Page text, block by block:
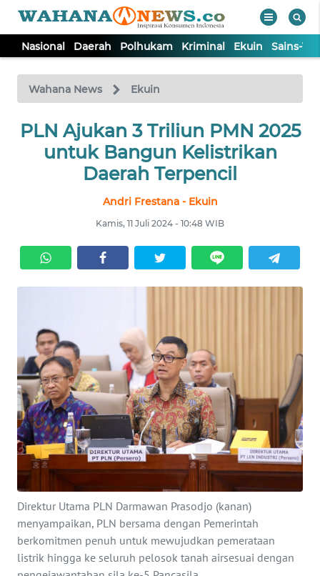
Nasional Daerah Polhukam Kriminal Ekuin Sains-
Wahana News Ekuin
PLN Ajukan 3 Triliun PMN 2025
untuk Bangun Kelistrikan
Daerah Terpencil
Andri Frestana - Ekuin
Kamis, 11 Juli 2024 - 10:48 WIB
Direktur Utama PLN Darmawan Prasodjo (kanan)
menyampaikan, PLN bersama dengan Pemerintah
berkomitmen penuh untuk mewujudkan pemerataan
listrik hingga ke seluruh pelosok tanah airsesuai dengan
TV
Tutup
NASIONAL
KRIMINAL
EKUIN
SAINS-TEKNO
KESEHATAN
INTERNASIONAL
SERBA-SERBI
PENDIDIKAN
OLAHRAGA
OPINI